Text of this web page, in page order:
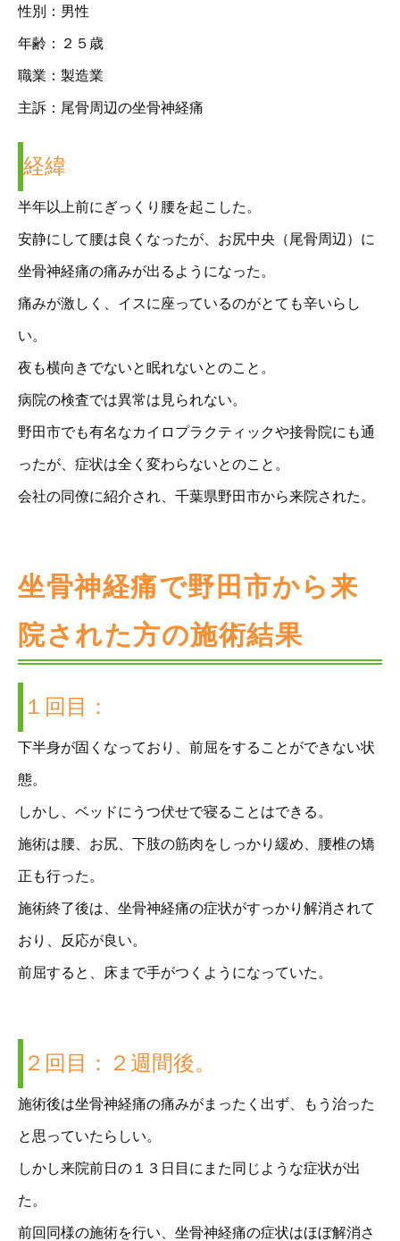
性別：男性
年齢：２５歳
職業：製造業
主訴：尾骨周辺の坐骨神経痛
経緯
半年以上前にぎっくり腰を起こした。
安静にして腰は良くなったが、お尻中央（尾骨周辺）に
坐骨神経痛の痛みが出るようになった。
痛みが激しく、イスに座っているのがとても辛いらし
い。
夜も横向きでないと眠れないとのこと。
病院の検査では異常は見られない。
野田市でも有名なカイロプラクティックや接骨院にも通
ったが、症状は全く変わらないとのこと。
会社の同僚に紹介され、千葉県野田市から来院された。
坐骨神経痛で野田市から来
院された方の施術結果
１回目：
下半身が固くなっており、前屈をすることができない状
態。
しかし、ベッドにうつ伏せで寝ることはできる。
施術は腰、お尻、下肢の筋肉をしっかり緩め、腰椎の矯
正も行った。
施術終了後は、坐骨神経痛の症状がすっかり解消されて
おり、反応が良い。
前屈すると、床まで手がつくようになっていた。
２回目：２週間後。
施術後は坐骨神経痛の痛みがまったく出ず、もう治った
と思っていたらしい。
しかし来院前日の１３日目にまた同じような症状が出
た。
前回同様の施術を行い、坐骨神経痛の症状はほぼ解消さ